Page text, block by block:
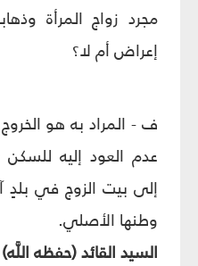
مجرد زواج المرأة
إعراض أم لا؟
ف - المراد به هو
عدم العود إليه
إلى بيت الزوج في بلدٍ
وطنها الأصلي.
السيد القائد (حفظه اللَّه)